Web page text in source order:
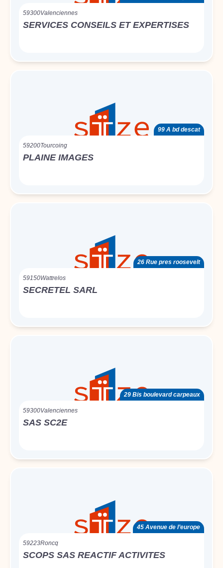
59300Valenciennes
SERVICES CONSEILS ET EXPERTISES
99 A bd descat
59200Tourcoing
PLAINE IMAGES
26 Rue pres roosevelt
59150Wattrelos
SECRETEL SARL
29 Bis boulevard carpeaux
59300Valenciennes
SAS SC2E
45 Avenue de l’europe
59223Roncq
SCOPS SAS REACTIF ACTIVITES